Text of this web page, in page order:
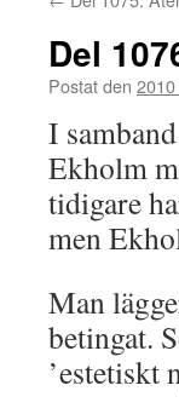
Del
Postat den
I
Ekholm
tidigare
men
Man
betingat.
’estetiskt